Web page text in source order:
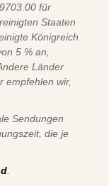
für
Staaten
Königreich
5 % an,
Länder
empfehlen wir,
Sendungen
die je